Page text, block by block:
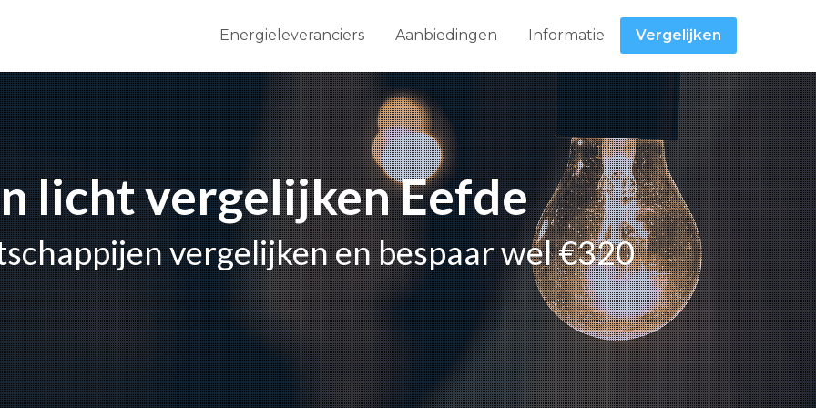
Energieleveranciers Aanbiedingen Informatie Vergelijken
licht vergelijken Eefde
vergelijken en bespaar wel €320